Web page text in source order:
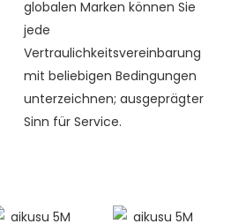
globalen Marken können Sie
jede
Vertraulichkeitsvereinbarung
mit beliebigen Bedingungen
unterzeichnen; ausgeprägter
Sinn für Service.